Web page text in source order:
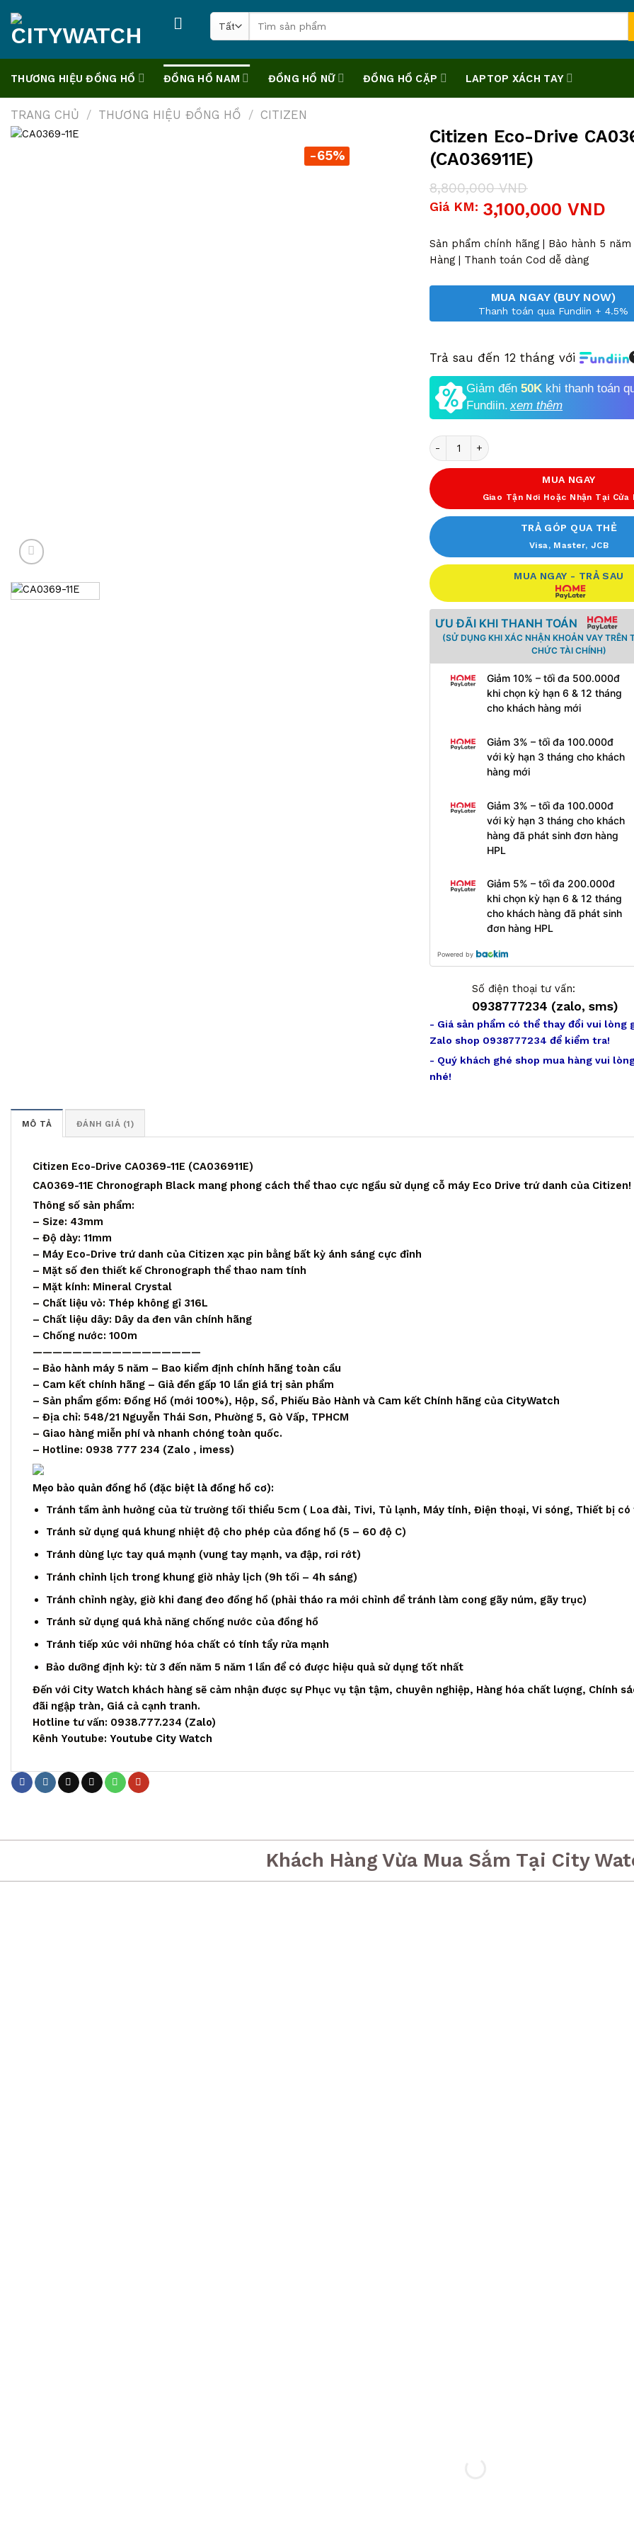
content
Tìm
kiếm:
THƯƠNG HIỆU ĐỒNG HỒ ĐỒNG HỒ NAM ĐỒNG HỒ NỮ ĐỒNG HỒ CẶP LAPTOP XÁCH TAY
TRANG CHỦ / THƯƠNG HIỆU ĐỒNG HỒ / CITIZEN
-65%
Citizen Eco-Drive
(CA036911E)
8,800,000VND
Giá
8,800,000 VND.
3,100,000VND
Giá
là:
3,100,000 VND.
Giá KM:
Sản phẩm chính hãng | Bảo hành 5 năm
Hàng | Thanh toán Cod dễ dàng
MUA NGAY (BUY NOW)
Thanh toán qua Fundiin + 4.5%
Trả sau đến 12 tháng với
Giảm đến 50K khi thanh toán
Fundiin. xem thêm
Số lượng
MUA NGAY
Giao Tận Nơi Hoặc Nhận Tại Cửa
TRẢ GÓP QUA THẺ
Visa, Master, JCB
MUA NGAY - TRẢ SAU
ƯU ĐÃI KHI THANH TOÁN
(SỬ DỤNG KHI XÁC NHẬN KHOẢN VAY TRÊN
CHỨC TÀI CHÍNH)
Giảm 10% – tối đa 500.000đ
khi chọn kỳ hạn 6 & 12 tháng
cho khách hàng mới
Giảm 3% – tối đa 100.000đ
với kỳ hạn 3 tháng cho khách
hàng mới
Giảm 3% – tối đa 100.000đ
với kỳ hạn 3 tháng cho khách
hàng đã phát sinh đơn hàng
HPL
Giảm 5% – tối đa 200.000đ
khi chọn kỳ hạn 6 & 12 tháng
cho khách hàng đã phát sinh
đơn hàng HPL
Powered by
Số điện thoại tư vấn:
0938777234 (zalo, sms)
- Giá sản phẩm có thể thay đổi vui lòng
Zalo shop 0938777234 để kiểm tra!
- Quý khách ghé shop mua hàng vui
nhé!
MÔ TẢ ĐÁNH GIÁ (1)
Citizen Eco-Drive CA0369-11E (CA036911E)
CA0369-11E Chronograph Black mang phong cách thể thao cực ngầu sử dụng cỗ máy Eco Drive trứ danh của Citizen!
Thông số sản phẩm:
– Size: 43mm
– Độ dày: 11mm
– Máy Eco-Drive trứ danh của Citizen xạc pin bằng bất kỳ ánh sáng cực đỉnh
– Mặt số đen thiết kế Chronograph thể thao nam tính
– Mặt kính: Mineral Crystal
– Chất liệu vỏ: Thép không gỉ 316L
– Chất liệu dây: Dây da đen vân chính hãng
– Chống nước: 100m
—————————————————
– Bảo hành máy 5 năm – Bao kiểm định chính hãng toàn cầu
– Cam kết chính hãng – Giả đền gấp 10 lần giá trị sản phẩm
– Sản phẩm gồm: Đồng Hồ (mới 100%), Hộp, Sổ, Phiếu Bảo Hành và Cam kết Chính hãng của CityWatch
– Địa chỉ: 548/21 Nguyễn Thái Sơn, Phường 5, Gò Vấp, TPHCM
– Giao hàng miễn phí và nhanh chóng toàn quốc.
– Hotline: 0938 777 234 (Zalo , imess)
Mẹo bảo quản đồng hồ (đặc biệt là đồng hồ cơ):
Tránh tầm ảnh hưởng của từ trường tối thiểu 5cm ( Loa đài, Tivi, Tủ lạnh, Máy tính, Điện thoại, Vi sóng, Thiết bị
Tránh sử dụng quá khung nhiệt độ cho phép của đồng hồ (5 – 60 độ C)
Tránh dùng lực tay quá mạnh (vung tay mạnh, va đập, rơi rớt)
Tránh chỉnh lịch trong khung giờ nhảy lịch (9h tối – 4h sáng)
Tránh chỉnh ngày, giờ khi đang đeo đồng hồ (phải tháo ra mới chỉnh để tránh làm cong gãy núm, gãy trục)
Tránh sử dụng quá khả năng chống nước của đồng hồ
Tránh tiếp xúc với những hóa chất có tính tẩy rửa mạnh
Bảo dưỡng định kỳ: từ 3 đến năm 5 năm 1 lần để có được hiệu quả sử dụng tốt nhất
Đến với City Watch khách hàng sẽ cảm nhận được sự Phục vụ tận tậm, chuyên nghiệp, Hàng hóa chất lượng, Chính
đãi ngập tràn, Giá cả cạnh tranh.
Hotline tư vấn: 0938.777.234 (Zalo)
Kênh Youtube: Youtube City Watch
Khách Hàng Vừa Mua Sắm Tại City